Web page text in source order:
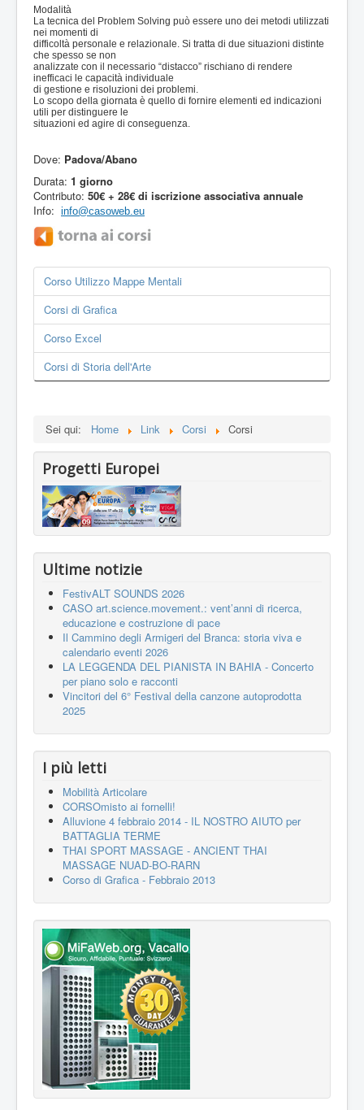
Modalità
La tecnica del Problem Solving può essere uno dei metodi utilizzati
nei momenti di
difficoltà personale e relazionale. Si tratta di due situazioni distinte
che spesso se non
analizzate con il necessario “distacco” rischiano di rendere
inefficaci le capacità individuale
di gestione e risoluzioni dei problemi.
Lo scopo della giornata è quello di fornire elementi ed indicazioni
utili per distinguere le
situazioni ed agire di conseguenza.
Dove: Padova/Abano
Durata: 1 giorno
Contributo: 50€ + 28€ di iscrizione associativa annuale
Info: info@casoweb.eu
Corso Utilizzo Mappe Mentali
Corsi di Grafica
Corso Excel
Corsi di Storia dell'Arte
Sei qui: Home Link Corsi Corsi
Progetti Europei
Ultime notizie
FestivALT SOUNDS 2026
CASO art.science.movement.: vent’anni di ricerca,
educazione e costruzione di pace
Il Cammino degli Armigeri del Branca: storia viva e
calendario eventi 2026
LA LEGGENDA DEL PIANISTA IN BAHIA - Concerto
per piano solo e racconti
Vincitori del 6° Festival della canzone autoprodotta
2025
I più letti
Mobilità Articolare
CORSOmisto ai fornelli!
Alluvione 4 febbraio 2014 - IL NOSTRO AIUTO per
BATTAGLIA TERME
THAI SPORT MASSAGE - ANCIENT THAI
MASSAGE NUAD-BO-RARN
Corso di Grafica - Febbraio 2013